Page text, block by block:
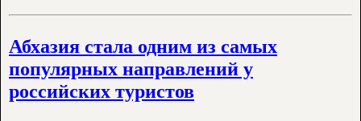
Абхазия стала одним из самых
популярных направлений у
российских туристов